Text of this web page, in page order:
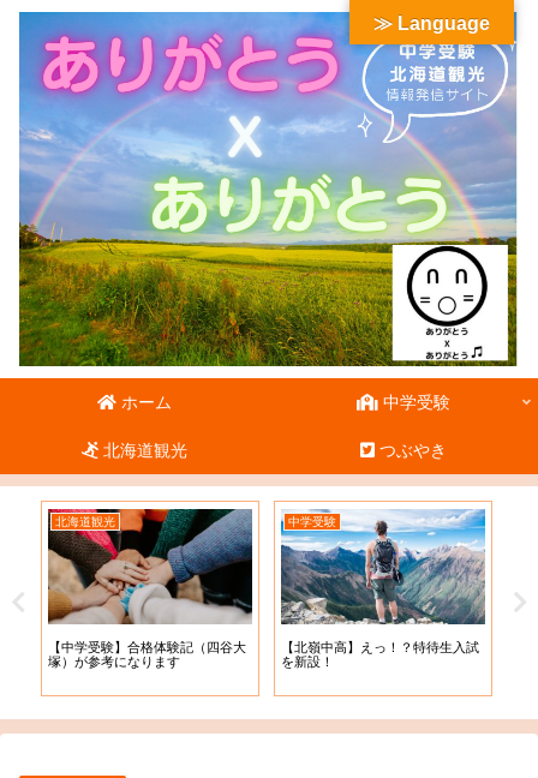
ホーム 中学受験
北海道観光 つぶやき
北海道観光
【中学受験】合格体験記（四谷大
塚）が参考になります
中学受験
【北嶺中高】えっ！？特待生入試
を新設！
≫ Language